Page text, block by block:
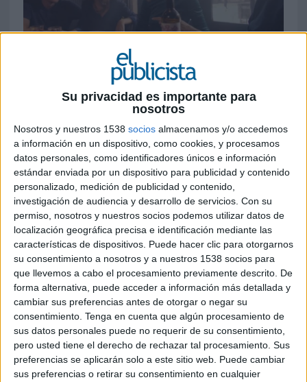
Su privacidad es importante para
nosotros
Nosotros y nuestros 1538 socios almacenamos y/o accedemos
a información en un dispositivo, como cookies, y procesamos
datos personales, como identificadores únicos e información
estándar enviada por un dispositivo para publicidad y contenido
personalizado, medición de publicidad y contenido,
investigación de audiencia y desarrollo de servicios. Con su
permiso, nosotros y nuestros socios podemos utilizar datos de
localización geográfica precisa e identificación mediante las
características de dispositivos. Puede hacer clic para otorgarnos
su consentimiento a nosotros y a nuestros 1538 socios para
que llevemos a cabo el procesamiento previamente descrito. De
forma alternativa, puede acceder a información más detallada y
cambiar sus preferencias antes de otorgar o negar su
consentimiento. Tenga en cuenta que algún procesamiento de
sus datos personales puede no requerir de su consentimiento,
pero usted tiene el derecho de rechazar tal procesamiento. Sus
preferencias se aplicarán solo a este sitio web. Puede cambiar
sus preferencias o retirar su consentimiento en cualquier
27 DE NOVIEMBRE DE 2019
Ficha técnica 'All you need is love and time'
Anunciante: Martini
Producto: Martini Riserva Speciale
Agencia: BBDO España
Equipo creativo: Carlos de Javier, Aleix Bou,
Helena Marzo, Marta Quirant, Fernando Alcázar,
David Planells, Ariadna Céspedes, Héctor Vilar,
Joaquin Salim
Equipo de cuentas: Maria Pilar Palos, Julia
Padullés y Laura Cáncer
Equipo de planning: Joanne Lee, Elsa Muñoz